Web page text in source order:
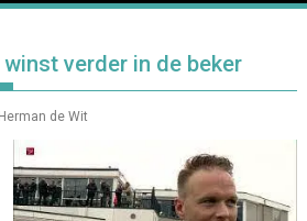
verder in de beker
Herman de Wit